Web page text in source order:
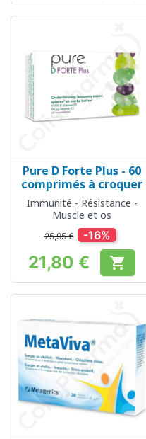
Pure D Forte Plus - 60
comprimés à croquer
Immunité - Résistance -
Muscle et os
25,95 € -16%
Prix
21,80 € 